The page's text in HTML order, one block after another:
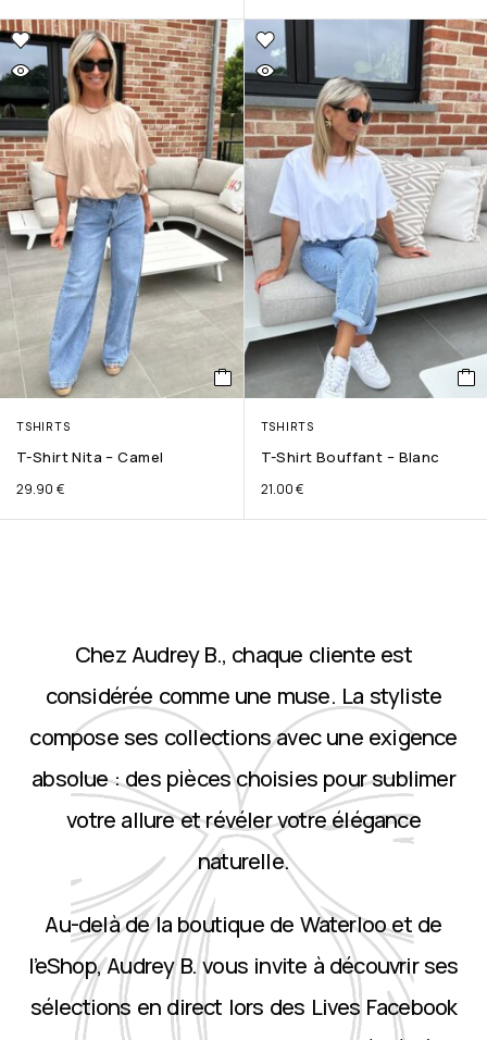
TSHIRTS
T-Shirt Nita – Camel
29.90 €
TSHIRTS
T-Shirt Bouffant – Blanc
21.00€
Chez Audrey B., chaque cliente est
considérée comme une muse. La styliste
compose ses collections avec une exigence
absolue : des pièces choisies pour sublimer
votre allure et révéler votre élégance
naturelle.
Au-delà de la boutique de Waterloo et de
l’eShop, Audrey B. vous invite à découvrir ses
sélections en direct lors des Lives Facebook